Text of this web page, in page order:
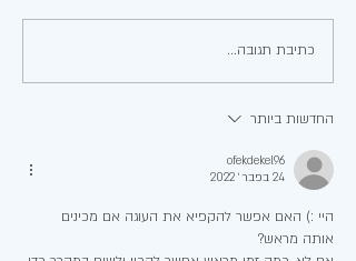
עוגיות קצף ושומשום נוסטלגיות
כתיבת תגובה...
החדשות ביותר
ofekdekel96
24 בפבר׳ 2022
היי :) האם אפשר להקפיא את העוגה אם מכינים
אותה מראש?